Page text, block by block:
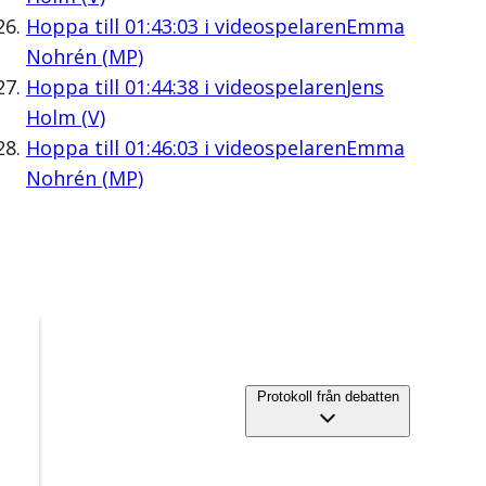
Hoppa till 01:43:03 i videospelarenEmma
Nohrén (MP)
Hoppa till 01:44:38i videospelarenJens
Holm (V)
Hoppa till 01:46:03 i videospelarenEmma
Nohrén (MP)
Protokoll från debatten